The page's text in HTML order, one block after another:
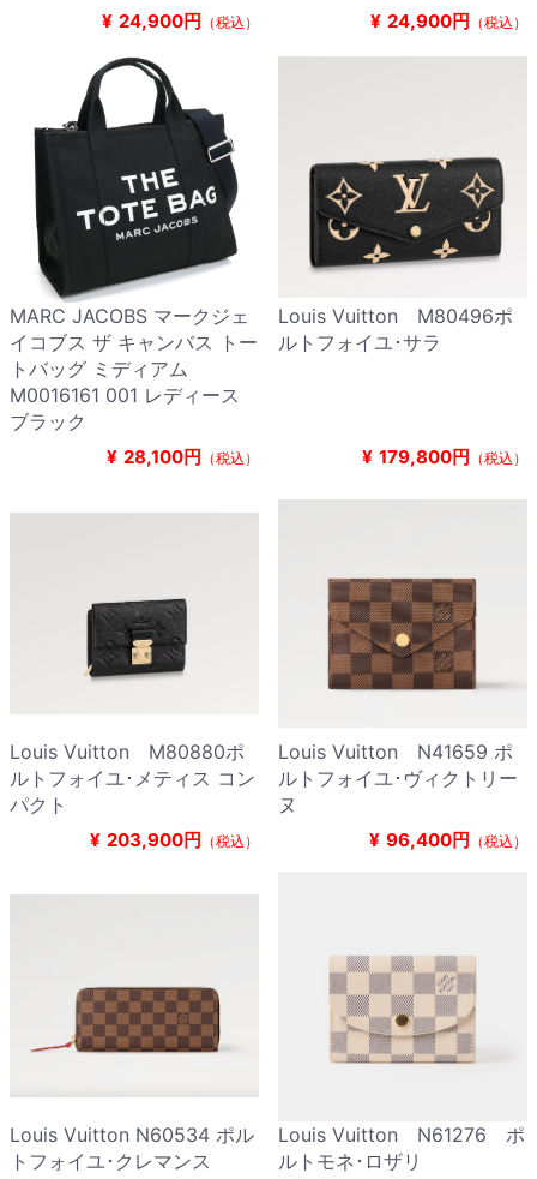
¥ 24,900円 （税込） ¥ 24,900円 （税込）
MARC JACOBS マークジェ
イコブス ザ キャンバス トー
トバッグ ミディアム
M0016161 001 レディース
ブラック
¥ 28,100円 （税込）
Louis Vuitton M80496ポ
ルトフォイユ･サラ
¥ 179,800円 （税込）
Louis Vuitton M80880ポ
ルトフォイユ･メティス コン
パクト
¥ 203,900円 （税込）
Louis Vuitton N41659 ポ
ルトフォイユ･ヴィクトリー
ヌ
¥ 96,400円 （税込）
Louis Vuitton N60534 ポル
トフォイユ･クレマンス
Louis Vuitton N61276 ポ
ルトモネ･ロザリ